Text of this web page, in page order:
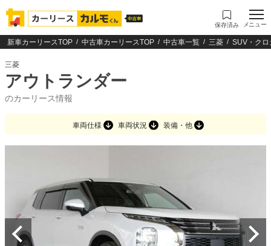
保存済み メニュー
新車カーリースTOP 中古車カーリースTOP 中古車一覧 三菱 SUV・クロ
三菱
アウトランダー
のカーリース情報
車両仕様 車両状況 装備・他